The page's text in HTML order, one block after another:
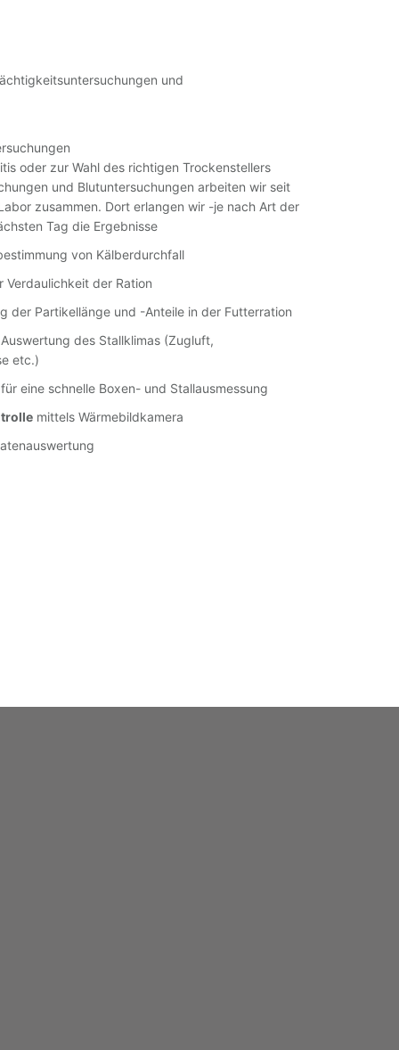
und
oder zur Wahl des richtigen Trockenstellers
und Blutuntersuchungen arbeiten wir seit
zusammen. Dort erlangen wir -je nach Art der
Tag die Ergebnisse
von Kälberdurchfall
Verdaulichkeit der Ration
der Partikellänge und -Anteile in der Futterration
des Stallklimas (Zugluft,
etc.)
für eine schnelle Boxen- und Stallausmessung
mittels Wärmebildkamera